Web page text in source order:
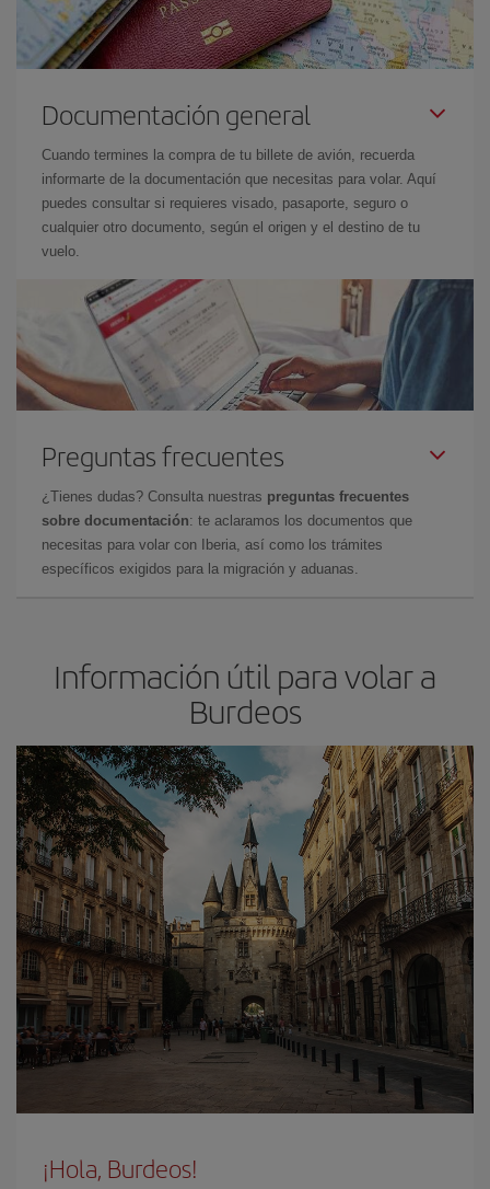
Documentación general
Cuando termines la compra de tu billete de avión, recuerda
informarte de la documentación que necesitas para volar. Aquí
puedes consultar si requieres visado, pasaporte, seguro o
cualquier otro documento, según el origen y el destino de tu
vuelo.
Preguntas frecuentes
¿Tienes dudas? Consulta nuestras preguntas frecuentes
sobre documentación: te aclaramos los documentos que
necesitas para volar con Iberia, así como los trámites
específicos exigidos para la migración y aduanas.
Información útil para volar a
Burdeos
¡Hola, Burdeos!